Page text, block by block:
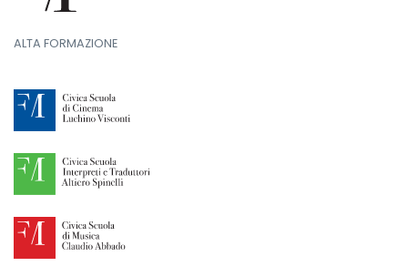
ALTA FORMAZIONE